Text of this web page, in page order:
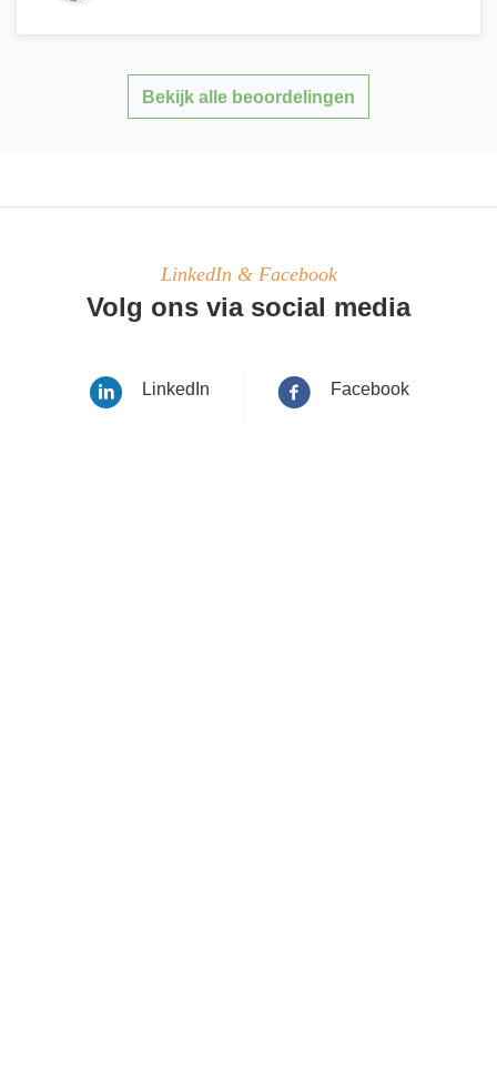
Bekijk alle beoordelingen
LinkedIn & Facebook
Volg ons via social media
LinkedIn Facebook